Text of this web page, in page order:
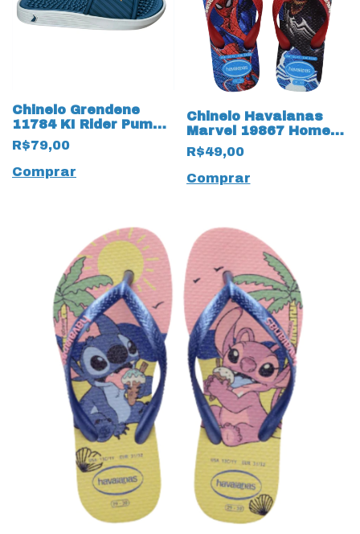
Chinelo Grendene
11784 KI Rider Pump
Slide 19925 Infantil
R$79,00
Comprar
Chinelo Havaianas
Marvel 19867 Homem
Aranha
R$49,00
Comprar